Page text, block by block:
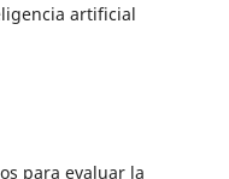
artificial
para evaluar la